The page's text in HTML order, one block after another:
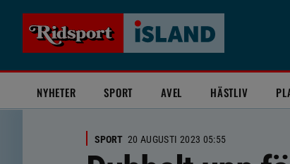
NYHETER SPORT AVEL HÄSTLIV
SPORT 20 AUGUSTI 2023 05:55